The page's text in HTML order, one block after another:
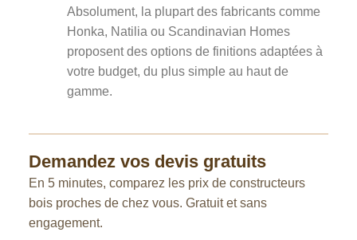
Absolument, la plupart des fabricants comme
Honka, Natilia ou Scandinavian Homes
proposent des options de finitions adaptées à
votre budget, du plus simple au haut de
gamme.
Demandez vos devis gratuits
En 5 minutes, comparez les prix de constructeurs
bois proches de chez vous. Gratuit et sans
engagement.